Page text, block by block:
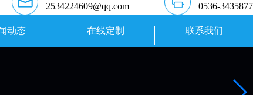
2534224609@qq.com
0536-3435877
动态 在线定制 联系我们